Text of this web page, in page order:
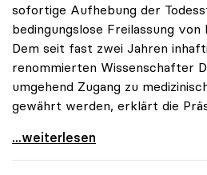
sofortige Aufhebung der
bedingungslose Freilassung von
Dem seit fast zwei Jahren
renommierten Wissenschafter
umgehend Zugang zu
gewährt werden, erklärt die
Blimlinger fordert von Iran
...weiterlesen